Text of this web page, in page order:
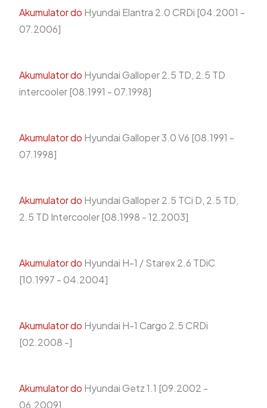
Akumulator do Hyundai Elantra 2.0 CRDi [04.2001 -
07.2006]
Akumulator do Hyundai Galloper 2.5 TD, 2.5 TD
intercooler [08.1991 - 07.1998]
Akumulator do Hyundai Galloper 3.0 V6 [08.1991 -
07.1998]
Akumulator do Hyundai Galloper 2.5 TCi D, 2.5 TD,
2.5 TD Intercooler [08.1998 - 12.2003]
Akumulator do Hyundai H-1 / Starex 2.6 TDiC
[10.1997 - 04.2004]
Akumulator do Hyundai H-1 Cargo 2.5 CRDi
[02.2008 -]
Akumulator do Hyundai Getz 1.1 [09.2002 -
06.2009]